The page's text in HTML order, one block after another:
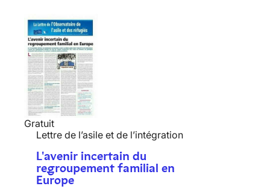
Gratuit
Lettre de l’asile et de l’intégration
L'avenir incertain du
regroupement familial en
Europe